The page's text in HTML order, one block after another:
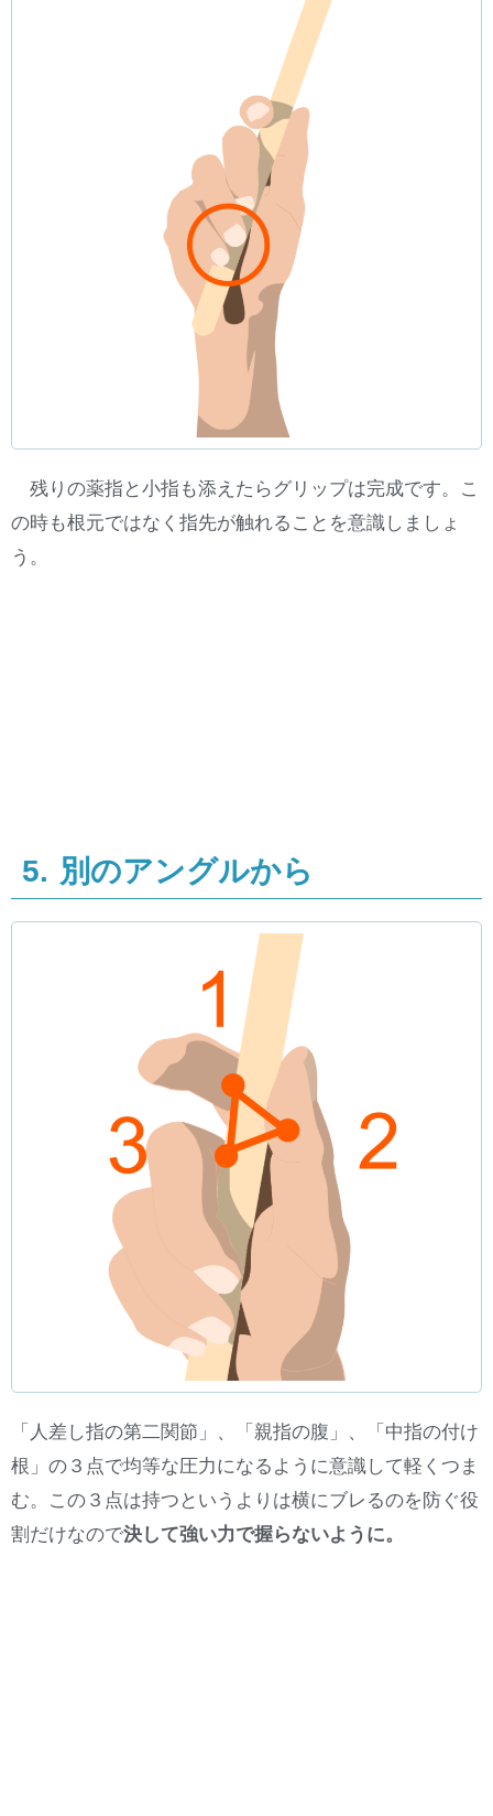
残りの薬指と小指も添えたらグリップは完成です。こ
の時も根元ではなく指先が触れることを意識しましょ
う。
5. 別のアングルから
「人差し指の第二関節」、「親指の腹」、「中指の付け
根」の３点で均等な圧力になるように意識して軽くつま
む。この３点は持つというよりは横にブレるのを防ぐ役
割だけなので決して強い力で握らないように。